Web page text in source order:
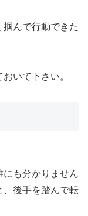
んで行動できた
いて下さい。
も分かりません
、後手を踏んで転